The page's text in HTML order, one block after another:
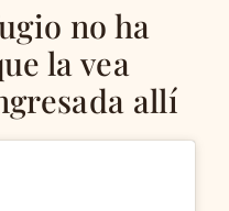
no ha
la vea
allí